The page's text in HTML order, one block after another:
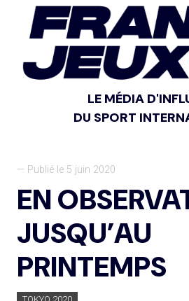
LE MÉDIA
DU SPORT
— Publié le 5 juin 2020
EN
JUSQU’AU
PRINTEMPS